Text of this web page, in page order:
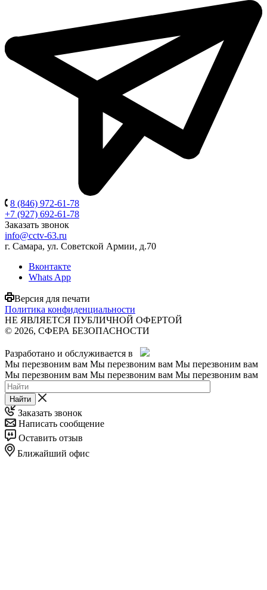
8 (846) 972-61-78
+7 (927) 692-61-78
Заказать звонок
info@cctv-63.ru
г. Самара, ул. Советской Армии, д.70
Вконтакте
Whats App
Версия для печати
Политика конфиденциальности
НЕ ЯВЛЯЕТСЯ ПУБЛИЧНОЙ ОФЕРТОЙ
© 2026, СФЕРА БЕЗОПАСНОСТИ
Разработано и обслуживается в
Мы перезвоним вам Мы перезвоним вам Мы перезвоним вам
Мы перезвоним вам Мы перезвоним вам Мы перезвоним вам
Найти
Заказать звонок
Написать сообщение
Оставить отзыв
Ближайший офис